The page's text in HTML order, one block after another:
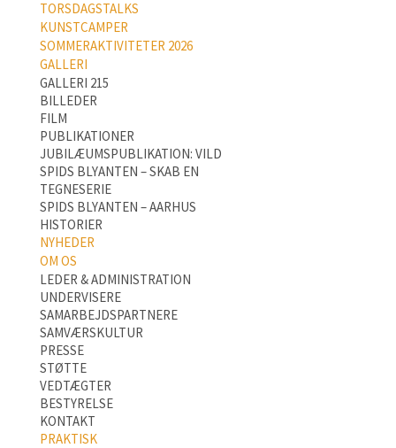
TORSDAGSTALKS
KUNSTCAMPER
SOMMERAKTIVITETER 2026
GALLERI
GALLERI 215
BILLEDER
FILM
PUBLIKATIONER
JUBILÆUMSPUBLIKATION: VILD
SPIDS BLYANTEN – SKAB EN
TEGNESERIE
SPIDS BLYANTEN – AARHUS
HISTORIER
NYHEDER
OM OS
LEDER & ADMINISTRATION
UNDERVISERE
SAMARBEJDSPARTNERE
SAMVÆRSKULTUR
PRESSE
STØTTE
VEDTÆGTER
BESTYRELSE
KONTAKT
PRAKTISK